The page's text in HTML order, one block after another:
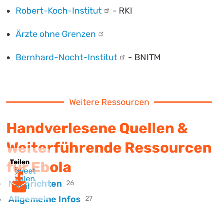
Teilen
tweet
teilen
mail
Robert-Koch-Institut - RKI
Ärzte ohne Grenzen
Bernhard-Nocht-Institut - BNITM
Weitere Ressourcen
Handverlesene Quellen &
Weiterführende Ressourcen
für Ebola
Nachrichten 26
Allgemeine Infos 27